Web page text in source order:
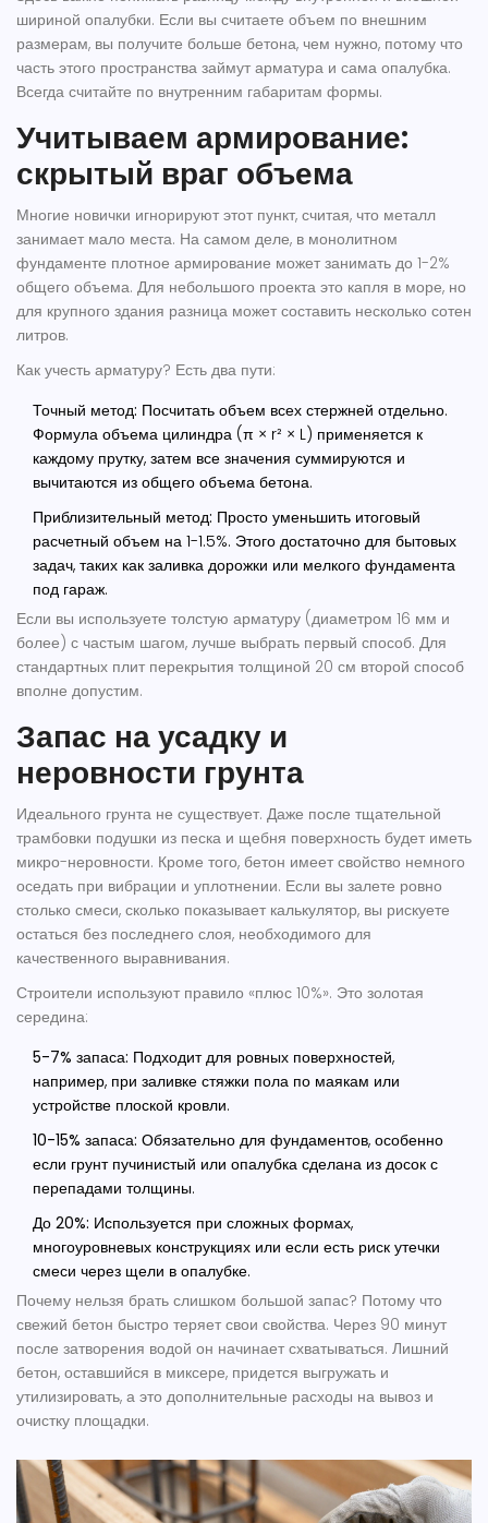
шириной опалубки. Если вы считаете объем по внешним
размерам, вы получите больше бетона, чем нужно, потому что
часть этого пространства займут арматура и сама опалубка.
Всегда считайте по внутренним габаритам формы.
Учитываем армирование:
скрытый враг объема
Многие новички игнорируют этот пункт, считая, что металл
занимает мало места. На самом деле, в монолитном
фундаменте плотное армирование может занимать до 1-2%
общего объема. Для небольшого проекта это капля в море, но
для крупного здания разница может составить несколько сотен
литров.
Как учесть арматуру? Есть два пути:
Точный метод: Посчитать объем всех стержней отдельно.
Формула объема цилиндра (π × r² × L) применяется к
каждому прутку, затем все значения суммируются и
вычитаются из общего объема бетона.
Приблизительный метод: Просто уменьшить итоговый
расчетный объем на 1-1.5%. Этого достаточно для бытовых
задач, таких как заливка дорожки или мелкого фундамента
под гараж.
Если вы используете толстую арматуру (диаметром 16 мм и
более) с частым шагом, лучше выбрать первый способ. Для
стандартных плит перекрытия толщиной 20 см второй способ
вполне допустим.
Запас на усадку и
неровности грунта
Идеального грунта не существует. Даже после тщательной
трамбовки подушки из песка и щебня поверхность будет иметь
микро-неровности. Кроме того, бетон имеет свойство немного
оседать при вибрации и уплотнении. Если вы залете ровно
столько смеси, сколько показывает калькулятор, вы рискуете
остаться без последнего слоя, необходимого для
качественного выравнивания.
Строители используют правило «плюс 10%». Это золотая
середина:
5-7% запаса: Подходит для ровных поверхностей,
например, при заливке стяжки пола по маякам или
устройстве плоской кровли.
10-15% запаса: Обязательно для фундаментов, особенно
если грунт пучинистый или опалубка сделана из досок с
перепадами толщины.
До 20%: Используется при сложных формах,
многоуровневых конструкциях или если есть риск утечки
смеси через щели в опалубке.
Почему нельзя брать слишком большой запас? Потому что
свежий бетон быстро теряет свои свойства. Через 90 минут
после затворения водой он начинает схватываться. Лишний
бетон, оставшийся в миксере, придется выгружать и
утилизировать, а это дополнительные расходы на вывоз и
очистку площадки.